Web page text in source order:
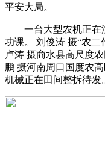
平安大局。
一台大型农机正在
功课。 刘俊涛 摄“农二
卢涛 摄商水县高尺度
鹏 摄河南周口国度农
机械正在田间整拆待发